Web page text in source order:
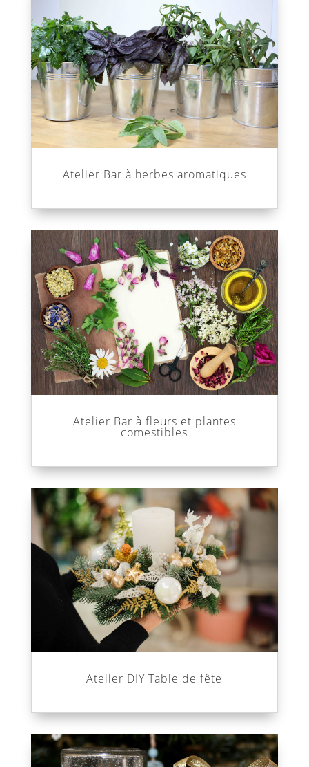
Atelier Bar à herbes aromatiques
Atelier Bar à fleurs et plantes
comestibles
Atelier DIY Table de fête